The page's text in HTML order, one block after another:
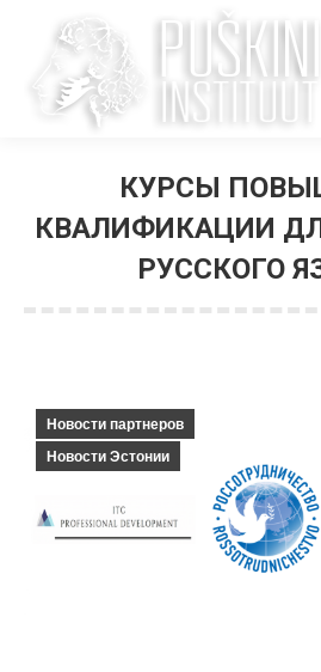
КУРСЫ
КВАЛИФИКАЦИИ
РУССКОГО
Новости партнеров
Новости Эстонии